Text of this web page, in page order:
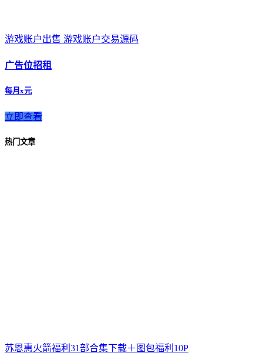
游戏账户出售 游戏账户交易源码
广告位招租
每月x元
立即查看
热门文章
苏恩惠火箭福利31部合集下载＋图包福利10P